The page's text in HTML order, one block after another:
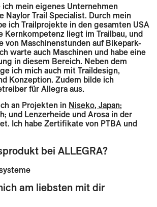
ich mein eigenes Unternehmen
Naylor Trail Specialist. Durch mein
ich Trailprojekte in den gesamten USA
Kernkompetenz liegt im Trailbau, und
von Maschinenstunden auf Bikepark-
warte auch Maschinen und habe eine
in diesem Bereich. Neben dem
ich mich auch mit Traildesign,
Konzeption. Zudem bilde ich
für Allegra aus.
an Projekten in Niseko, Japan;
und Lenzerheide und Arosa in der
Ich habe Zertifikate von PTBA und
bei ALLEGRA?
am liebsten mit dir